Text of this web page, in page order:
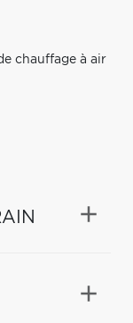
chauffage à air